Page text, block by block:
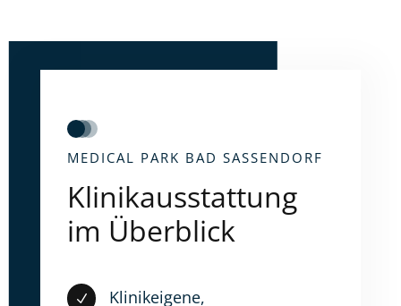
MEDICAL PARK BAD SASSENDORF
Klinikausstattung
im Überblick
N
Klinikeigene,